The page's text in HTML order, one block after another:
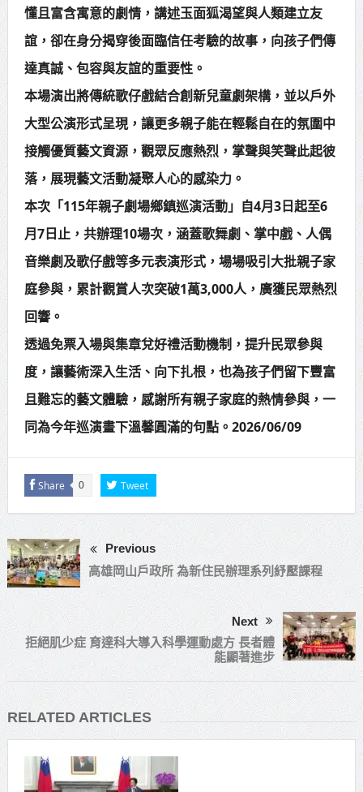
懂且富含寓意的劇情，講述玉面狐渴望與人類建立友
誼，卻在身分揭穿後面臨信任考驗的故事，向孩子們傳
達真誠、包容與友誼的重要性。
本場演出將傳統歌仔戲結合創新兒童劇架構，並以戶外
大型公演形式呈現，讓更多親子能在輕鬆自在的氛圍中
接觸優質藝文資源，觀眾反應熱烈，掌聲與笑聲此起彼
落，展現藝文活動凝聚人心的感染力。
本次「115年親子劇場鄉鎮巡演活動」自4月3日起至6
月7日止，共辦理10場次，涵蓋歌舞劇、掌中戲、人偶
音樂劇及歌仔戲等多元表演形式，場場吸引大批親子家
庭參與，累計觀賞人次突破1萬3,000人，廣獲民眾熱烈
回響。
透過免票入場與集章兌好禮活動機制，提升民眾參與
度，讓藝術深入生活、向下扎根，也為孩子們留下豐富
且難忘的藝文體驗，感謝所有親子家庭的熱情參與，一
同為今年巡演畫下溫馨圓滿的句點。2026/06/09
Share 0 Tweet
Previous
高雄岡山戶政所 為新住民辦理系列紓壓課程
Next
拒絕肌少症 育達科大導入科學運動處方 長者體
能顯著進步
RELATED ARTICLES